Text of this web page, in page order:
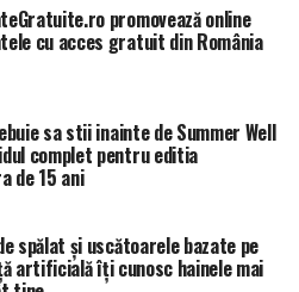
Acesta este ritmul in
la Parchetul Militar de pe
unul dintre
promovează online
cu acces gratuit din România
sa stii inainte de Summer Well
complet pentru editia
de 15 ani
spălat și uscătoarele bazate pe
artificială îți cunosc hainele mai